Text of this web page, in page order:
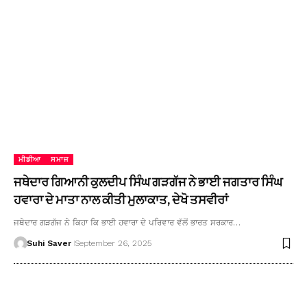
ਮੀਡੀਆ ਸਮਾਜ
ਜਥੇਦਾਰ ਗਿਆਨੀ ਕੁਲਦੀਪ ਸਿੰਘ ਗੜਗੱਜ ਨੇ ਭਾਈ ਜਗਤਾਰ ਸਿੰਘ
ਹਵਾਰਾ ਦੇ ਮਾਤਾ ਨਾਲ ਕੀਤੀ ਮੁਲਾਕਾਤ, ਦੇਖੋ ਤਸਵੀਰਾਂ
ਜਥੇਦਾਰ ਗੜਗੱਜ ਨੇ ਕਿਹਾ ਕਿ ਭਾਈ ਹਵਾਰਾ ਦੇ ਪਰਿਵਾਰ ਵੱਲੋਂ ਭਾਰਤ ਸਰਕਾਰ…
Suhi Saver September 26, 2025